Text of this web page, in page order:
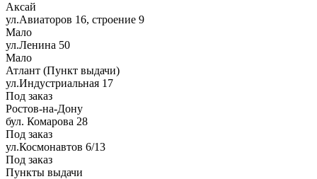
Аксай
ул.Авиаторов 16, строение 9
Мало
ул.Ленина 50
Мало
Атлант (Пункт выдачи)
ул.Индустриальная 17
Под заказ
Ростов-на-Дону
бул. Комарова 28
Под заказ
ул.Космонавтов 6/13
Под заказ
Пункты выдачи